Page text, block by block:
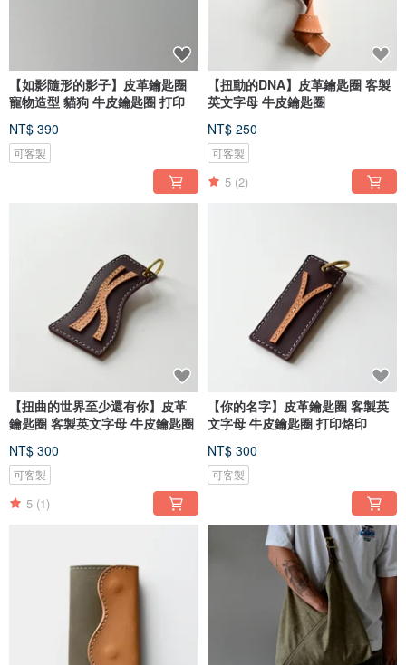
【如影隨形的影子】皮革鑰匙圈
寵物造型 貓狗 牛皮鑰匙圈 打印
NT$ 390
可客製
【扭動的DNA】皮革鑰匙圈 客製
英文字母 牛皮鑰匙圈
NT$ 250
可客製
5 (2)
【扭曲的世界至少還有你】皮革
鑰匙圈 客製英文字母 牛皮鑰匙圈
NT$ 300
可客製
5 (1)
【你的名字】皮革鑰匙圈 客製英
文字母 牛皮鑰匙圈 打印烙印
NT$ 300
可客製